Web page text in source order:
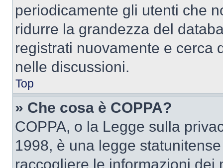
periodicamente gli utenti che
ridurre la grandezza del
registrati nuovamente e cerca
nelle discussioni.
Top
» Che cosa è COPPA?
COPPA, o la Legge sulla
1998, è una legge
raccogliere le informazioni dei